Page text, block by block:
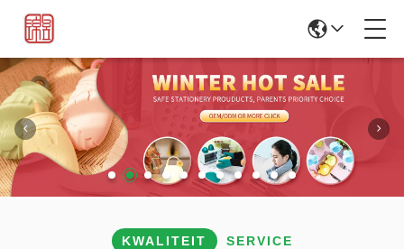
KWALITEIT SERVICE